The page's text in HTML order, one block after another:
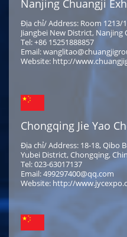
Nanjing Chuangji
Địa chỉ/ Address: Room 1213/
Jiangbei New District, Nanjing
Tel: +86 15251888857
Email:
Website: http://
Chongqing Jie Yao
Địa chỉ/ Address: 18-18, Qibo
Yubei District, Chongqing,
Tel: 023-63017137
Email: 499297400@qq.com
Website: http://